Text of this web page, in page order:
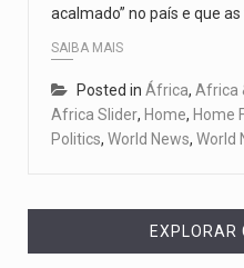
acalmado” no país e que
SAIBA MAIS
Posted in África, Africa
Africa Slider, Home, Home
Politics, World News, World
EXPLORAR